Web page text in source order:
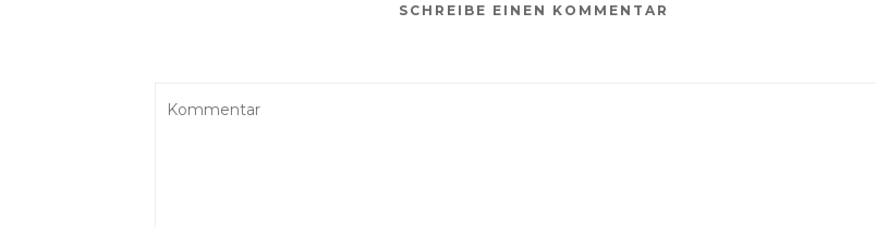
SCHREIBE EINEN KOMMENTAR